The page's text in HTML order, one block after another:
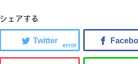
シェアする
error